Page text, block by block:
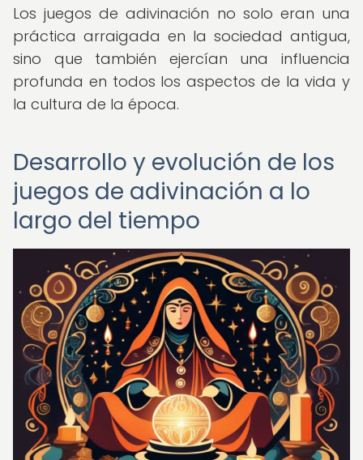
Los juegos de adivinación no solo eran una
práctica arraigada en la sociedad antigua,
sino que también ejercían una influencia
profunda en todos los aspectos de la vida y
la cultura de la época.
Desarrollo y evolución de los
juegos de adivinación a lo
largo del tiempo